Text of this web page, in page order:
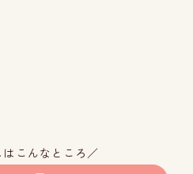
こんなところ／